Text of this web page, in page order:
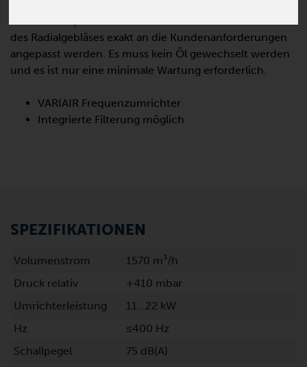
des Radialgebläses exakt an die Kundenanforderungen
angepasst werden. Es muss kein Öl gewechselt werden
und es ist nur eine minimale Wartung erforderlich.
VARIAIR Frequenzumrichter
Integrierte Filterung möglich
SPEZIFIKATIONEN
Volumenstrom
1570 m³/h
Druck relativ
+410 mbar
Umrichterleistung
11…22 kW
Hz
≤400 Hz
Schallpegel
75 dB(A)